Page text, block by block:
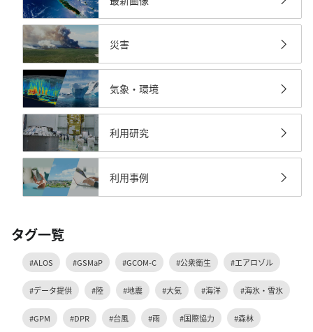
災害
気象・環境
利用研究
利用事例
タグ一覧
#ALOS #GSMaP #GCOM-C #公衆衛生 #エアロゾル
#データ提供 #陸 #地震 #大気 #海洋 #海氷・雪氷
#GPM #DPR #台風 #雨 #国際協力 #森林